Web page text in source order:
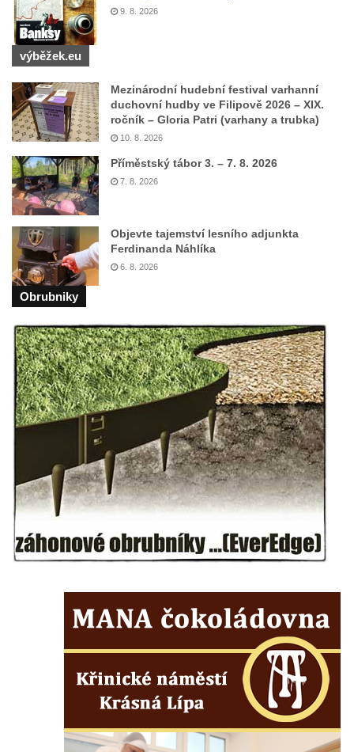
9. 8. 2026
výběžek.eu
Mezinárodní hudební festival varhanní
duchovní hudby ve Filipově 2026 – XIX.
ročník – Gloria Patri (varhany a trubka)
10. 8. 2026
Příměstský tábor 3. – 7. 8. 2026
7. 8. 2026
Objevte tajemství lesního adjunkta
Ferdinanda Náhlíka
6. 8. 2026
Obrubniky